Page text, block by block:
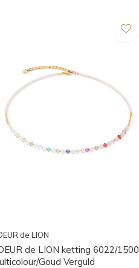
de LION
de LION ketting 6022/1500
Goud Verguld